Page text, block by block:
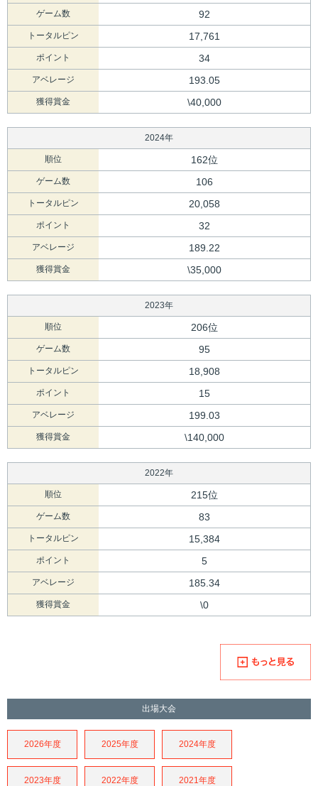
ゲーム数 92
トータルピン 17,761
ポイント 34
アベレージ 193.05
獲得賞金 \40,000
2024年
順位 162位
ゲーム数 106
トータルピン 20,058
ポイント 32
アベレージ 189.22
獲得賞金 \35,000
2023年
順位 206位
ゲーム数 95
トータルピン 18,908
ポイント 15
アベレージ 199.03
獲得賞金 \140,000
2022年
順位 215位
ゲーム数 83
トータルピン 15,384
ポイント 5
アベレージ 185.34
獲得賞金 \0
出場大会
2026年度 2025年度 2024年度
2023年度 2022年度 2021年度